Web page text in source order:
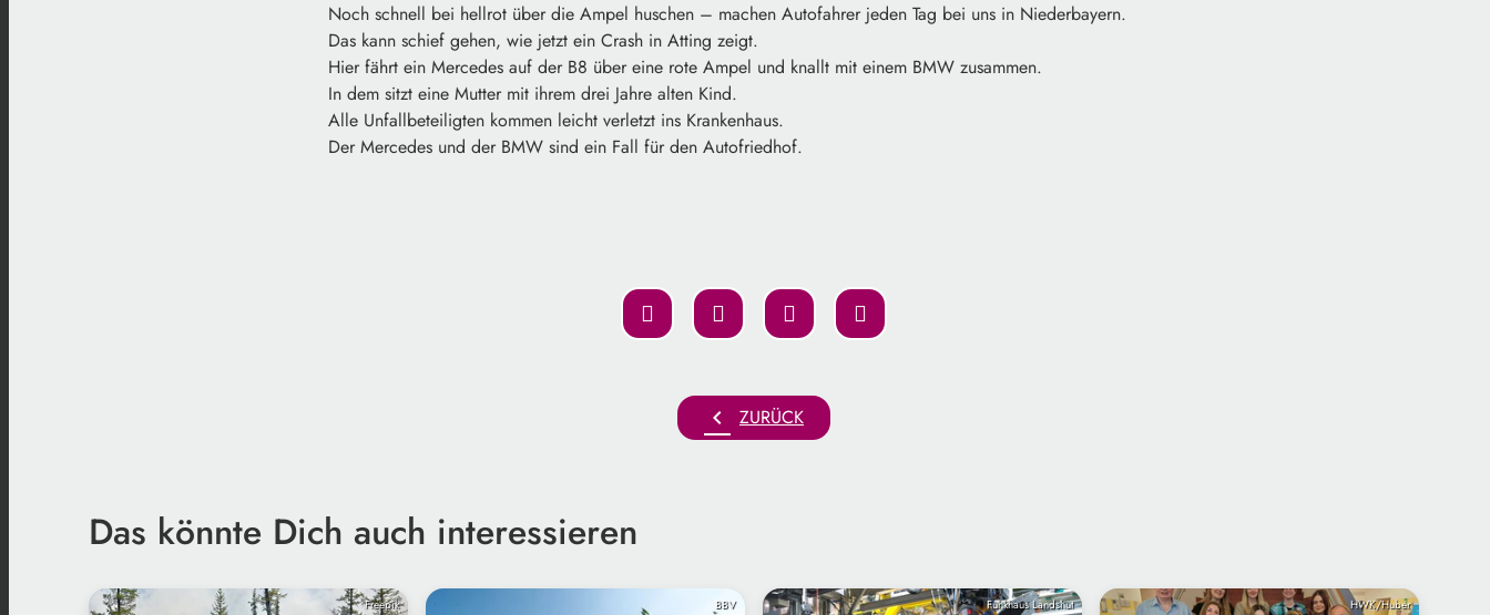
Noch schnell bei hellrot über die Ampel huschen – machen Autofahrer jeden Tag bei uns in Niederbayern.
Das kann schief gehen, wie jetzt ein Crash in Atting zeigt.
Hier fährt ein Mercedes auf der B8 über eine rote Ampel und knallt mit einem BMW zusammen.
In dem sitzt eine Mutter mit ihrem drei Jahre alten Kind.
Alle Unfallbeteiligten kommen leicht verletzt ins Krankenhaus.
Der Mercedes und der BMW sind ein Fall für den Autofriedhof.
chevron_left ZURÜCK
Das könnte Dich auch interessieren
Freepik BBV Funkhaus Landshut HWK/Huber